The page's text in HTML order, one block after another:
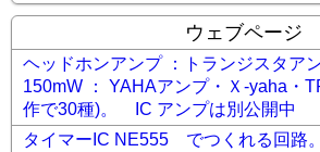
ウェブページ
ヘッドホンアンプ ：トランジスタア
150mW ： YAHAアンプ・Ｘ-yaha・
作で30種)。 IC アンプは別公開中
タイマーIC NE555 でつくれる回路